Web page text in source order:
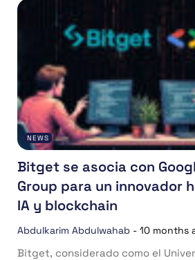
NEWS
Bitget se asocia con
Group para un innovador
IA y blockchain
Abdulkarim Abdulwahab - 10 months
Bitget, considerado como el